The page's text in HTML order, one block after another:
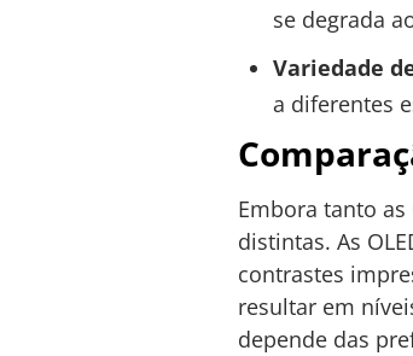
se degrada
Variedade
a diferentes
Embora tanto as
distintas. As
contrastes
resultar em
depende das